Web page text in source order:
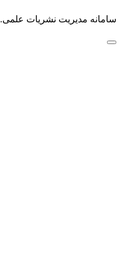
سامانه مدیریت نشریات علمی.